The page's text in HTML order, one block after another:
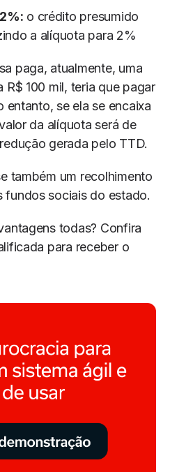
o crédito presumido
a alíquota para 2%
paga, atualmente, uma
100 mil, teria que pagar
entanto, se ela se encaixa
da alíquota será de
gerada pelo TTD.
também um recolhimento
sociais do estado.
todas? Confira
para receber o